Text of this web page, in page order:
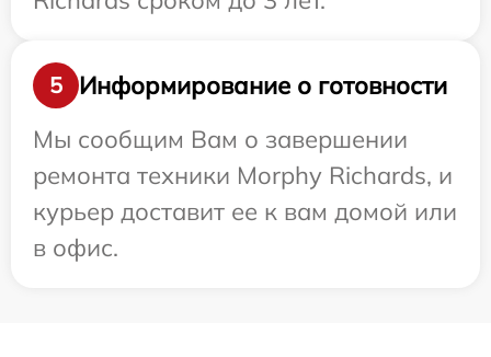
5
Информирование о готовности
Мы сообщим Вам о завершении
ремонта техники Morphy Richards, и
курьер доставит ее к вам домой или
в офис.